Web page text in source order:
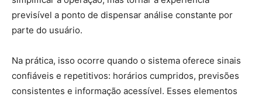
previsível a ponto de dispensar análise constante por
parte do usuário.
Na prática, isso ocorre quando o sistema oferece sinais
confiáveis e repetitivos: horários cumpridos, previsões
consistentes e informação acessível. Esses elementos